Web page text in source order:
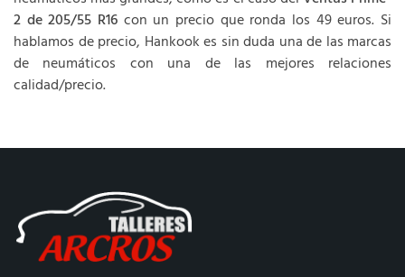
2 de 205/55 R16 con un precio que ronda los 49 euros. Si
hablamos de precio, Hankook es sin duda una de las marcas
de neumáticos con una de las mejores relaciones
calidad/precio.